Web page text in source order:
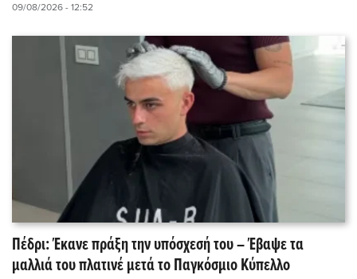
09/08/2026 - 12:52
Πέδρι: Έκανε πράξη την υπόσχεσή του – Έβαψε τα
μαλλιά του πλατινέ μετά το Παγκόσμιο Κύπελλο